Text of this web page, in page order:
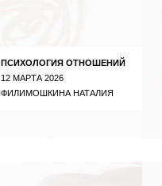
ПСИХОЛОГИЯ ОТНОШЕНИЙ
12 МАРТА 2026
ФИЛИМОШКИНА НАТАЛИЯ